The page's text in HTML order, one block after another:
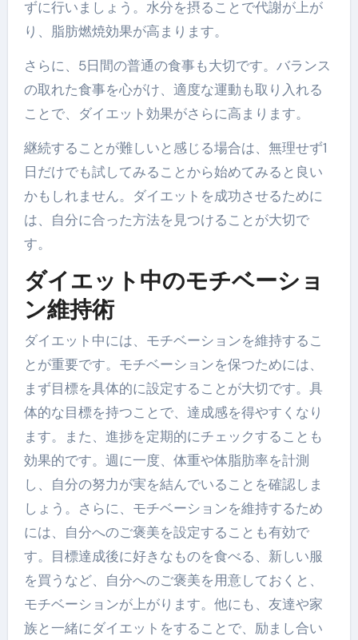
ずに行いましょう。水分を摂ることで代謝が上が
り、脂肪燃焼効果が高まります。
さらに、5日間の普通の食事も大切です。バランス
の取れた食事を心がけ、適度な運動も取り入れる
ことで、ダイエット効果がさらに高まります。
継続することが難しいと感じる場合は、無理せず1
日だけでも試してみることから始めてみると良い
かもしれません。ダイエットを成功させるために
は、自分に合った方法を見つけることが大切で
す。
ダイエット中のモチベーショ
ン維持術
ダイエット中には、モチベーションを維持するこ
とが重要です。モチベーションを保つためには、
まず目標を具体的に設定することが大切です。具
体的な目標を持つことで、達成感を得やすくなり
ます。また、進捗を定期的にチェックすることも
効果的です。週に一度、体重や体脂肪率を計測
し、自分の努力が実を結んでいることを確認しま
しょう。さらに、モチベーションを維持するため
には、自分へのご褒美を設定することも有効で
す。目標達成後に好きなものを食べる、新しい服
を買うなど、自分へのご褒美を用意しておくと、
モチベーションが上がります。他にも、友達や家
族と一緒にダイエットをすることで、励まし合い